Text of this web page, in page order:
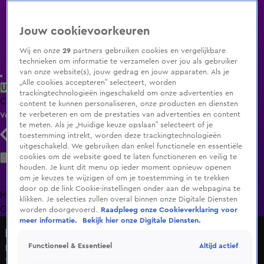
Uitzending Gemist Populaire programma's Zenders Genres
ClipsFilmsRadioSmart TV inlogShop
Volg KIJK
Zoeken
HomeUitzending Gemist Programma's De Bondgenoten
OranjezomerLivestreamsShop
Noa Vahle
Vr 5 juni, 15:30
Jouw cookievoorkeuren
Wij en onze29 partners gebruiken cookies en vergelijkbare
technieken om informatie te verzamelen over jou als gebruiker
van onze website(s), jouw gedrag en jouw apparaten. Als je
„Alle cookies accepteren” selecteert, worden
trackingtechnologieën ingeschakeld om onze advertenties en
content te kunnen personaliseren, onze producten en diensten
te verbeteren en om de prestaties van advertenties en content
te meten. Als je „Huidige keuze opslaan” selecteert of je
toestemming intrekt, worden deze trackingtechnologieën
uitgeschakeld. We gebruiken dan enkel functionele en essentiële
cookies om de website goed te laten functioneren en veilig te
houden. Je kunt dit menu op ieder moment opnieuw openen
om je keuzes te wijzigen of om je toestemming in te trekken
door op de link Cookie-instellingen onder aan de webpagina te
klikken. Je selecties zullen overal binnen onze Digitale Diensten
worden doorgevoerd.
Raadpleeg onze Cookieverklaring voor
meer informatie.
Bekijk hier onze Digitale Diensten.
Functioneel & Essentieel Altijd actief